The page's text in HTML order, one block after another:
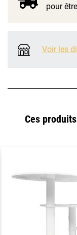
pour
Voir les
Ces